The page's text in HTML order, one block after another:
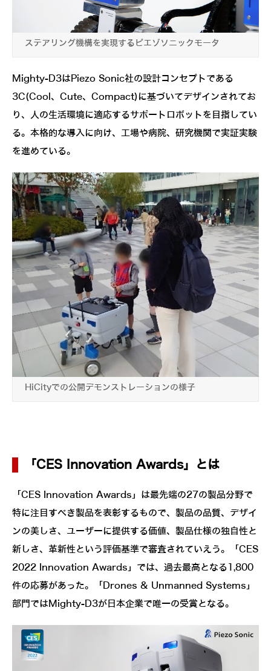
ステアリング機構を実現するピエゾソニックモータ
Mighty-D3はPiezo Sonic社の設計コンセプトである
3C(Cool、Cute、Compact)に基づいてデザインされてお
り、人の生活環境に適応するサポートロボットを目指してい
る。本格的な導入に向け、工場や病院、研究機関で実証実験
を進めている。
HiCityでの公開デモンストレーションの様子
「CES Innovation Awards」とは
「CES Innovation Awards」は最先端の27の製品分野で
特に注目すべき製品を表彰するもので、製品の品質、デザイ
ンの美しさ、ユーザーに提供する価値、製品仕様の独自性と
新しさ、革新性という評価基準で審査されていえう。「CES
2022 Innovation Awards」では、過去最高となる1,800
件の応募があった。「Drones & Unmanned Systems」
部門ではMighty-D3が日本企業で唯一の受賞となる。